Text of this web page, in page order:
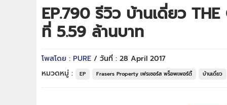
EP.790 รีวิว บ้านเดี่ยว
ที่ 5.59 ล้านบาท
โพสโดย : PURE / วันที่ : 28 April 2017
หมวดหมู่ :
EP Frasers Property เฟรเซอร์ส พร็อพเพอร์ตี้ บ้านเดี่ยว